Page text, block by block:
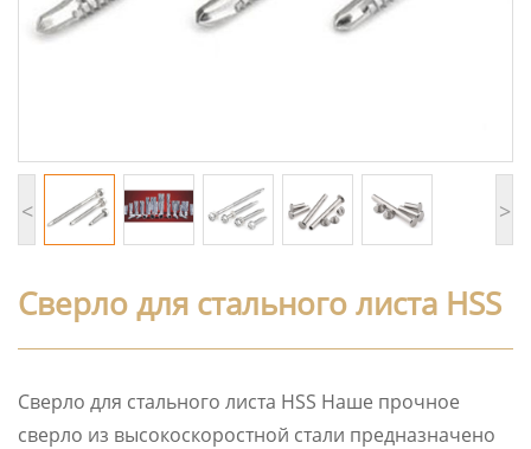
< >
Сверло для стального листа HSS
Сверло для стального листа HSS Наше прочное
сверло из высокоскоростной стали предназначено